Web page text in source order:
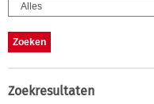
Zoekresultaten